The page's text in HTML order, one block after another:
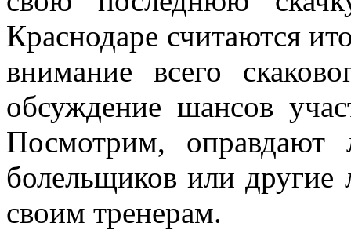
Краснодаре считаются
внимание всего
обсуждение шансов
Посмотрим,
болельщиков или
своим тренерам.